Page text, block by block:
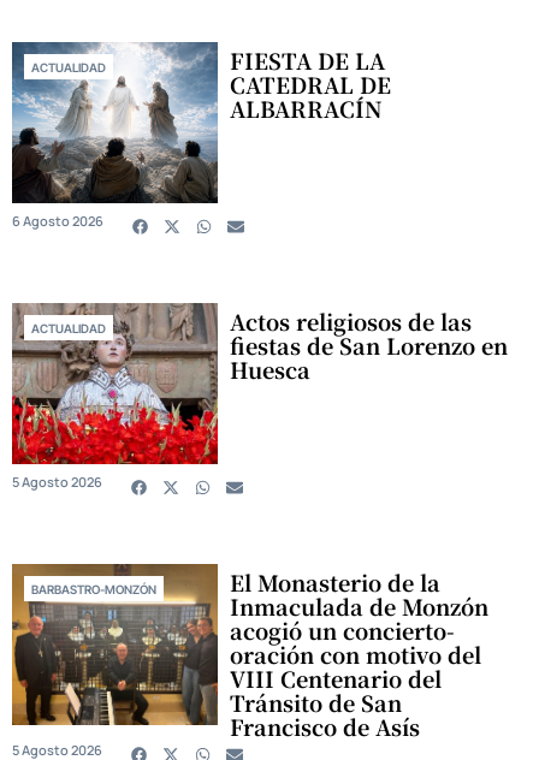
ACTUALIDAD FIESTA DE LA
CATEDRAL DE
ALBARRACÍN
6 Agosto 2026
ACTUALIDAD Actos religiosos de las
fiestas de San Lorenzo en
Huesca
5 Agosto 2026
BARBASTRO-MONZÓN El Monasterio de la
Inmaculada de Monzón
acogió un concierto-
oración con motivo del
VIII Centenario del
Tránsito de San
Francisco de Asís
5 Agosto 2026